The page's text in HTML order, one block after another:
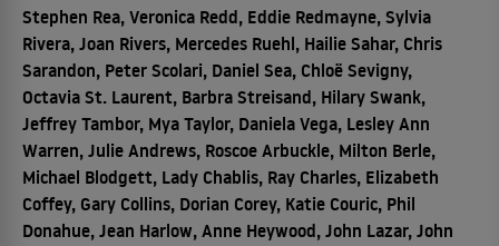
Stephen Rea, Veronica Redd, Eddie Redmayne, Sylvia
Rivera, Joan Rivers, Mercedes Ruehl, Hailie Sahar, Chris
Sarandon, Peter Scolari, Daniel Sea, Chloë Sevigny,
Octavia St. Laurent, Barbra Streisand, Hilary Swank,
Jeffrey Tambor, Mya Taylor, Daniela Vega, Lesley Ann
Warren, Julie Andrews, Roscoe Arbuckle, Milton Berle,
Michael Blodgett, Lady Chablis, Ray Charles, Elizabeth
Coffey, Gary Collins, Dorian Corey, Katie Couric, Phil
Donahue, Jean Harlow, Anne Heywood, John Lazar, John